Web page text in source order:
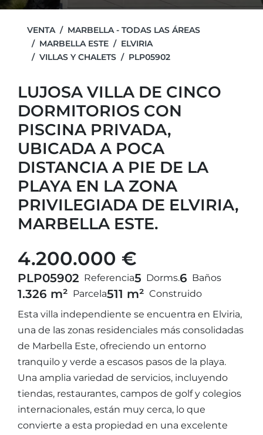
VENTA
MARBELLA - TODAS LAS ÁREAS
MARBELLA ESTE
ELVIRIA
VILLAS Y CHALETS
PLP05902
LUJOSA VILLA DE CINCO
DORMITORIOS CON
PISCINA PRIVADA,
UBICADA A POCA
DISTANCIA A PIE DE LA
PLAYA EN LA ZONA
PRIVILEGIADA DE ELVIRIA,
MARBELLA ESTE.
4.200.000 €
PLP05902 Referencia5 Dorms.6 Baños
1.326 m² Parcela511 m² Construido
Esta villa independiente se encuentra en Elviria,
una de las zonas residenciales más consolidadas
de Marbella Este, ofreciendo un entorno
tranquilo y verde a escasos pasos de la playa.
Una amplia variedad de servicios, incluyendo
tiendas, restaurantes, campos de golf y colegios
internacionales, están muy cerca, lo que
convierte a esta propiedad en una excelente